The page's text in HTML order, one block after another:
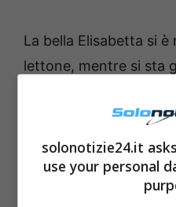
La bella Elisabetta si
lettone, mentre si sta
meritatissimo relax:
condividere quel
più affezionati. Il post
ottenuto
parte dei suoi fan,
solonotizie24.it
use your personal